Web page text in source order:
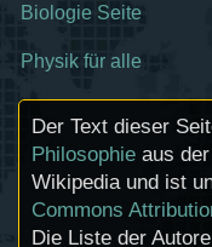
Biologie Seite
Physik für alle
Der Text dieser
Philosophie aus
Wikipedia und ist
Commons
Die Liste der